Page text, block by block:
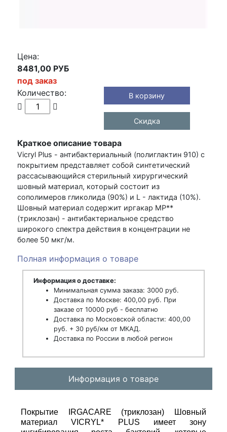
Цена:
8481,00 РУБ
под заказ
Количество:
В корзину
Скидка
Краткое описание товара
Vicryl Plus - антибактериальный (полиглактин 910) с
покрытием представляет собой синтетический
рассасывающийся стерильный хирургический
шовный материал, который состоит из
сополимеров гликолида (90%) и L - лактида (10%).
Шовный материал содержит иргакар МР**
(триклозан) - антибактериальное средство
широкого спектра действия в концентрации не
более 50 мкг/м.
Полная информация о товаре
Информация о доставке:
Минимальная сумма заказа: 3000 руб.
Доставка по Москве: 400,00 руб. При
заказе от 10000 руб - бесплатно
Доставка по Московской области: 400,00
руб. + 30 руб/км от МКАД.
Доставка по России в любой регион
Информация о товаре
Покрытие IRGACARE (триклозан) Шовный
материал VICRYL* PLUS имеет зону